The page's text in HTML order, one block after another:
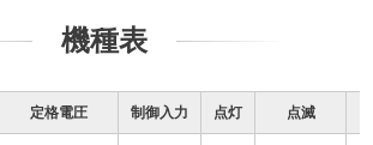
機種表
定格電圧 制御入力 点灯 点滅